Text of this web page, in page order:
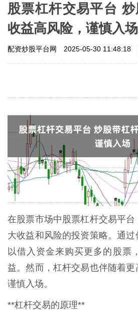
股票杠杆交易平台
收益高风险，谨慎入场
配资炒股平台网 2025-05-30 11:48:18
在股票市场中股票杠杆交易平
大收益和风险的投资策略。通
以借入资金来购买更多的股票
益。然而，杠杆交易也伴随着
谨慎入场。
**杠杆交易的原理**